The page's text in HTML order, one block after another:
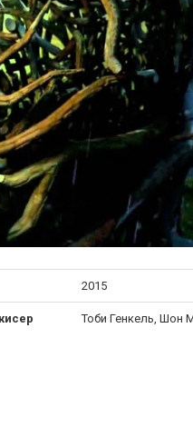
2015
Тоби Генкель, Шон